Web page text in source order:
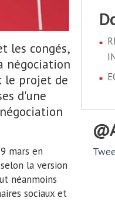
les congés,
négociation
le projet de
d'une
mars en
la version
néanmoins
sociaux et